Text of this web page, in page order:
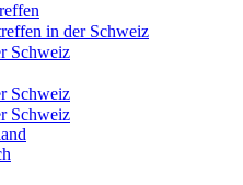
in der Schweiz
Schweiz
Schweiz
Schweiz